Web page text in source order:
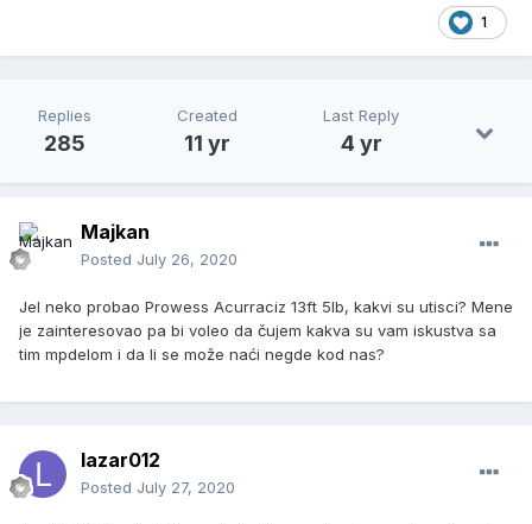
1
Replies
285
Created
11 yr
Last Reply
4 yr
Majkan
Posted July 26, 2020
Jel neko probao Prowess Acurraciz 13ft 5lb, kakvi su utisci? Mene
je zainteresovao pa bi voleo da čujem kakva su vam iskustva sa
tim mpdelom i da li se može naći negde kod nas?
lazar012
Posted July 27, 2020